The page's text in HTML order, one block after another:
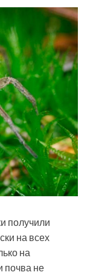
получили
на всех
на
почва не